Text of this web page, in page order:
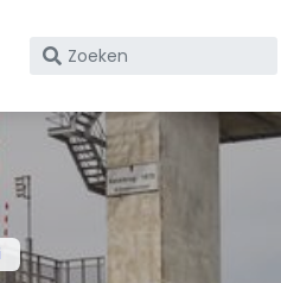
Zoek
bedrijfsnaam
of
KvK
nummer